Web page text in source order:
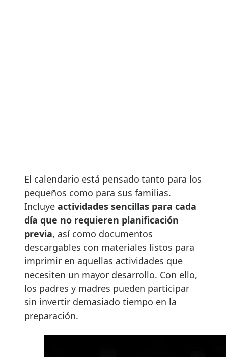
El calendario está pensado tanto para los
pequeños como para sus familias.
Incluye actividades sencillas para cada
día que no requieren planificación
previa, así como documentos
descargables con materiales listos para
imprimir en aquellas actividades que
necesiten un mayor desarrollo. Con ello,
los padres y madres pueden participar
sin invertir demasiado tiempo en la
preparación.